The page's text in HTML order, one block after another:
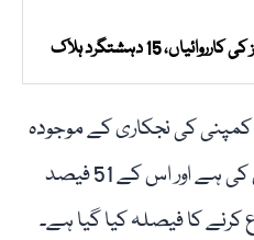
15 دہشتگرد ہلاک
کمپنی کی نجکاری کے موجودہ
عمل کو ختم کرنے کی سفارش کی ہے اور اس کے 51 فیصد
کا فیصلہ کیا گیا ہے۔